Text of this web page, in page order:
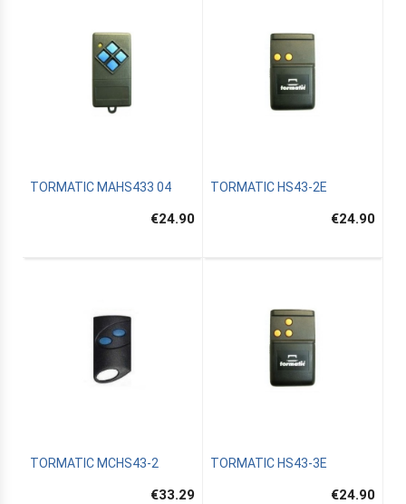
TORMATIC MAHS433 04
€24.90
TORMATIC HS43-2E
€24.90
TORMATIC MCHS43-2
€33.29
TORMATIC HS43-3E
€24.90